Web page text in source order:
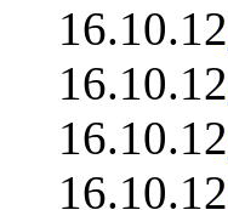
16.10.12
16.10.12
16.10.12
16.10.12